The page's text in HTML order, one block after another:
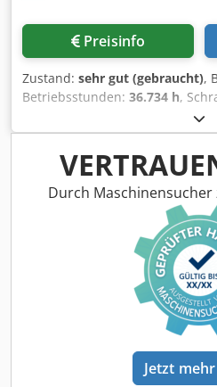
Preisinfo
Zustand: sehr gut (gebraucht),
Betriebsstunden: 36.734 h,
Copco GA55FF Trockner
Acjzphrwjtsa 9,80 bar 8,87 m3/
Betriebsstunden: 36.734
Durch
Jetzt